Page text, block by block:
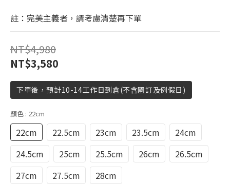
註：完美主義者，請考慮清楚再下單
NT$4,980
NT$3,580
下單後，預計10-14工作日到倉(不含國訂及例假日)
顏色 : 22cm
22cm 22.5cm 23cm 23.5cm
24cm
24.5cm
25cm 25.5cm 26cm
26.5cm
27cm
27.5cm 28cm